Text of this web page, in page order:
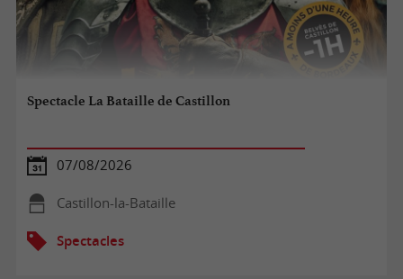
Spectacle La Bataille de Castillon
07/08/2026
Castillon-la-Bataille
Spectacles